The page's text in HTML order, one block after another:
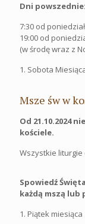
Dni powszednie:
7:30 od
19:00 od
(w środę wraz z
1. Sobota
Msze św w
Od 21.10.2024
kościele.
Wszystkie liturgie
Spowiedź
każdą mszą lub
1. Piątek miesiąca